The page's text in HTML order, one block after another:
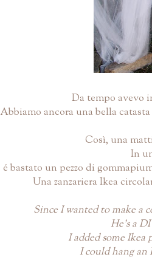
Da tempo avevo
Abbiamo ancora una bella
Così, una
In
é bastato un pezzo di
Una zanzariera Ikea
Since I wanted to make a
He's a
I added some Ikea
I could hang an